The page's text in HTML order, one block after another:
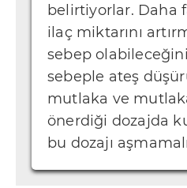
belirtiyorlar. Daha
ilaç miktarını
sebep
sebeple ateş
mutlaka ve
önerdiği dozajda
bu dozajı